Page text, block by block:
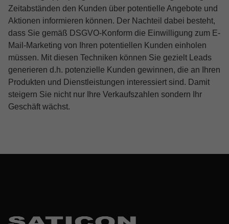
Zeitabständen den Kunden über potentielle Angebote und
Aktionen informieren können. Der Nachteil dabei besteht,
dass Sie gemäß DSGVO-Konform die Einwilligung zum E-
Mail-Marketing von Ihren potentiellen Kunden einholen
müssen. Mit diesen Techniken können Sie gezielt Leads
generieren d.h. potenzielle Kunden gewinnen, die an Ihren
Produkten und Dienstleistungen interessiert sind. Damit
steigern Sie nicht nur Ihre Verkaufszahlen sondern Ihr
Geschäft wächst.